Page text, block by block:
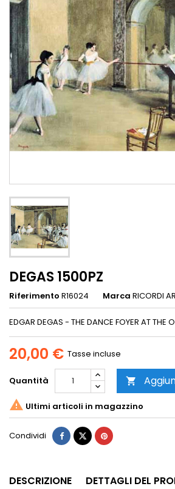
DEGAS 1500PZ
Riferimento R16024 Marca RICORDI
EDGAR DEGAS - THE DANCE FOYER AT THE
20,00 € Tasse incluse
Quantità 
 Ultimi articoli in magazzino
Condividi
DESCRIZIONE DETTAGLI DEL